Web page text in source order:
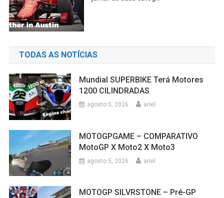
TODAS AS NOTÍCIAS
Mundial SUPERBIKE Terá Motores
1200 CILINDRADAS
agosto 5, 2026 ariel
MOTOGPGAME – COMPARATIVO
MotoGP X Moto2 X Moto3
agosto 5, 2026 ariel
MOTOGP SILVRSTONE – Pré-GP